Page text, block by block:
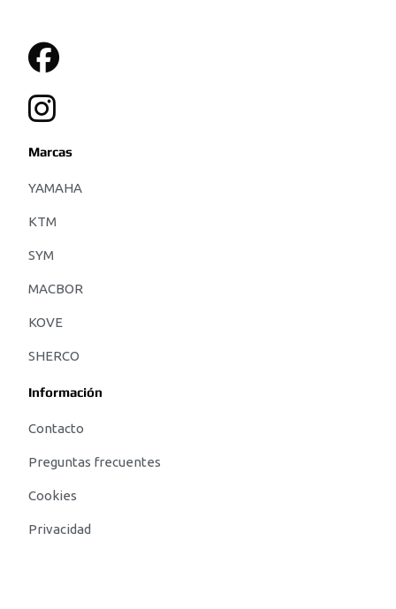
Marcas
YAMAHA
KTM
SYM
MACBOR
KOVE
SHERCO
Información
Contacto
Preguntas frecuentes
Cookies
Privacidad